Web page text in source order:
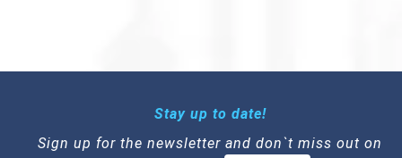
Stay up to date!
Sign up for the newsletter and don`t miss out on